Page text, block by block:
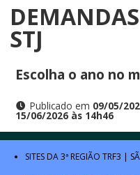
STJ
Escolha o ano no
Publicado em 09/05/
15/06/2026 às 14h46
SITES DA 3ª REGIÃO TRF3 |